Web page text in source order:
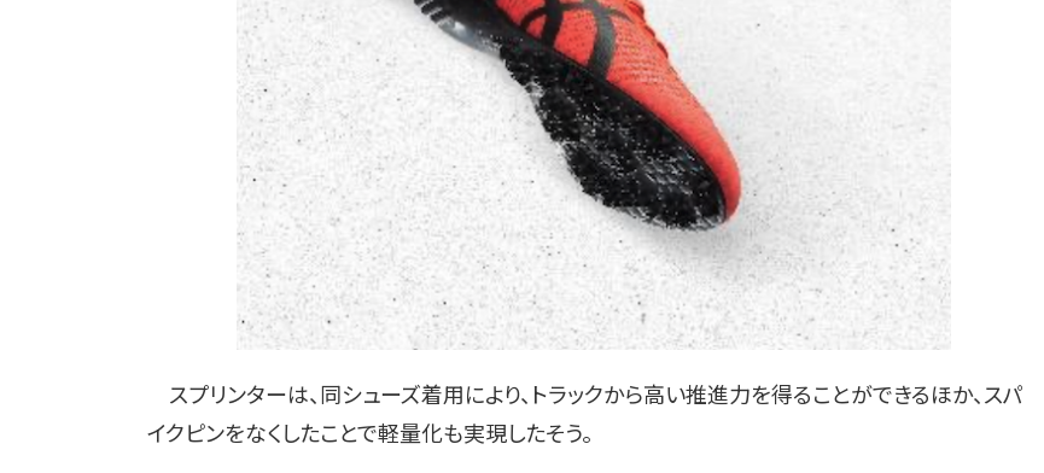
スプリンターは、同シューズ着用により、トラックから高い推進力を得ることができるほか、スパ
イクピンをなくしたことで軽量化も実現したそう。